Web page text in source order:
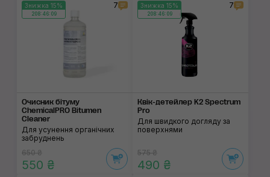
Знижка 15%
208:46:08
7
Очисник бітуму
ChemicalPRO Bitumen
Cleaner
Для усунення органічних
забруднень
650 ₴
550 ₴
Знижка 15%
208:46:08
7
Квік-детейлер K2 Spectrum
Pro
Для швидкого догляду за
поверхнями
575 ₴
490 ₴